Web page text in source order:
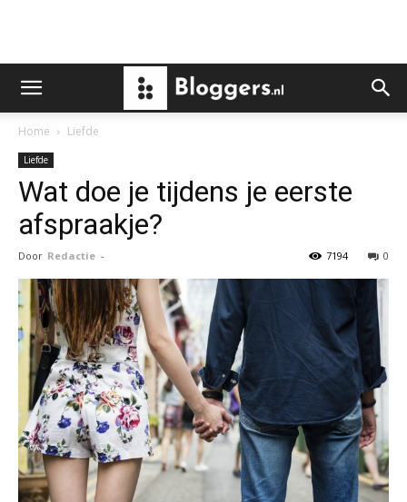
Home Liefde
Liefde
Wat doe je tijdens je eerste
afspraakje?
Door Redactie - 0
7194